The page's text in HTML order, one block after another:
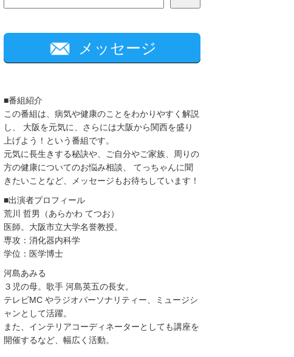
メッセージ
■番組紹介
この番組は、病気や健康のことをわかりやすく解説
し、 大阪を元気に、さらには大阪から関西を盛り
上げよう！という番組です。
元気に長生きする秘訣や、ご自分やご家族、周りの
方の健康についてのお悩み相談、 てっちゃんに聞
きたいことなど、メッセージもお待ちしています！
■出演者プロフィール
荒川 哲男（あらかわ てつお）
医師。大阪市立大学名誉教授。
専攻：消化器内科学
学位：医学博士
河島あみる
３児の母。歌手 河島英五の長女。
テレビMC やラジオパーソナリティー、ミュージシ
ャンとして活躍。
また、インテリアコーディネーターとしても講座を
開催するなど、幅広く活動。